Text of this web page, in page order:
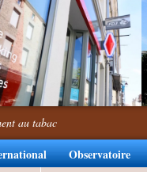
au tabac
Observatoire